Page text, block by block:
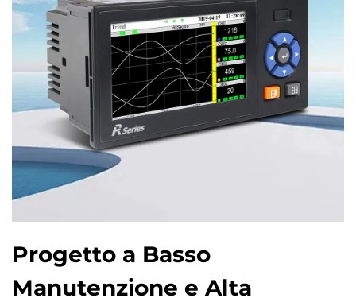
Progetto a Basso
Manutenzione e Alta